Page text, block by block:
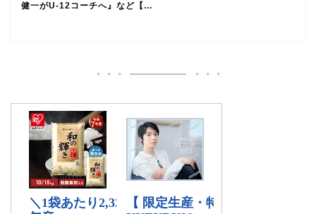
健一がU-12コーチへ』など【...